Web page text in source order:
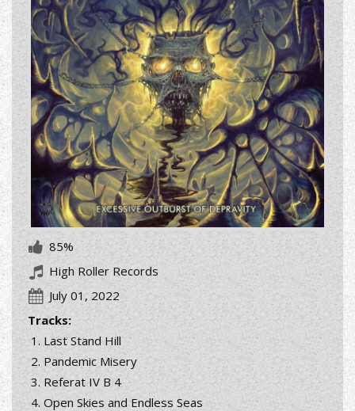
85%
High Roller Records
July 01, 2022
Tracks:
Last Stand Hill
Pandemic Misery
Referat IV B 4
Open Skies and Endless Seas